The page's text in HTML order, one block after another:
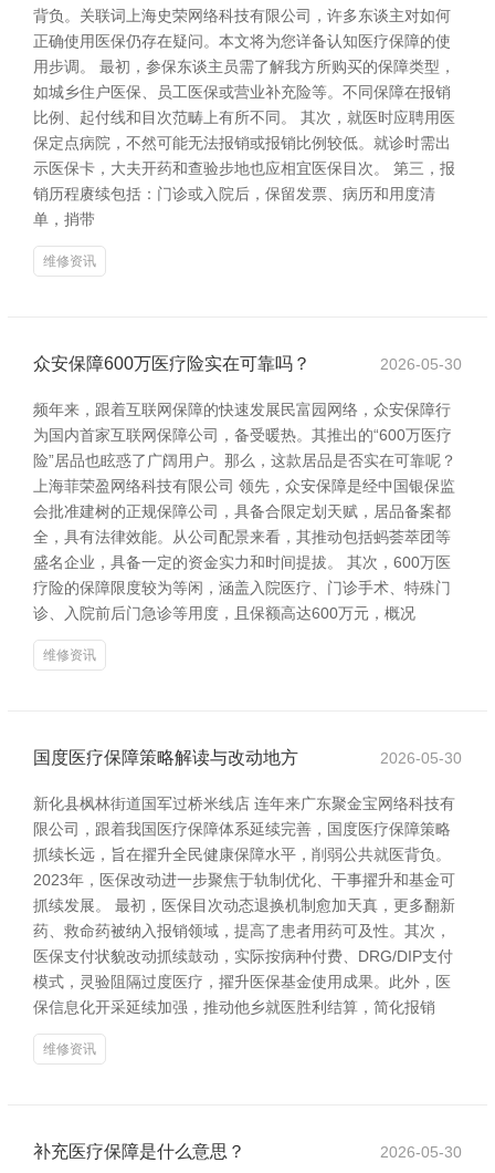
背负。关联词上海史荣网络科技有限公司，许多东谈主对如何
正确使用医保仍存在疑问。本文将为您详备认知医疗保障的使
用步调。 最初，参保东谈主员需了解我方所购买的保障类型，
如城乡住户医保、员工医保或营业补充险等。不同保障在报销
比例、起付线和目次范畴上有所不同。 其次，就医时应聘用医
保定点病院，不然可能无法报销或报销比例较低。就诊时需出
示医保卡，大夫开药和查验步地也应相宜医保目次。 第三，报
销历程赓续包括：门诊或入院后，保留发票、病历和用度清
单，捎带
维修资讯
众安保障600万医疗险实在可靠吗？ 2026-05-30
频年来，跟着互联网保障的快速发展民富园网络，众安保障行
为国内首家互联网保障公司，备受暖热。其推出的“600万医疗
险”居品也眩惑了广阔用户。那么，这款居品是否实在可靠呢？
上海菲荣盈网络科技有限公司 领先，众安保障是经中国银保监
会批准建树的正规保障公司，具备合限定划天赋，居品备案都
全，具有法律效能。从公司配景来看，其推动包括蚂荟萃团等
盛名企业，具备一定的资金实力和时间提拔。 其次，600万医
疗险的保障限度较为等闲，涵盖入院医疗、门诊手术、特殊门
诊、入院前后门急诊等用度，且保额高达600万元，概况
维修资讯
国度医疗保障策略解读与改动地方 2026-05-30
新化县枫林街道国军过桥米线店 连年来广东聚金宝网络科技有
限公司，跟着我国医疗保障体系延续完善，国度医疗保障策略
抓续长远，旨在擢升全民健康保障水平，削弱公共就医背负。
2023年，医保改动进一步聚焦于轨制优化、干事擢升和基金可
抓续发展。 最初，医保目次动态退换机制愈加天真，更多翻新
药、救命药被纳入报销领域，提高了患者用药可及性。其次，
医保支付状貌改动抓续鼓动，实际按病种付费、DRG/DIP支付
模式，灵验阻隔过度医疗，擢升医保基金使用成果。此外，医
保信息化开采延续加强，推动他乡就医胜利结算，简化报销
维修资讯
补充医疗保障是什么意思？ 2026-05-30